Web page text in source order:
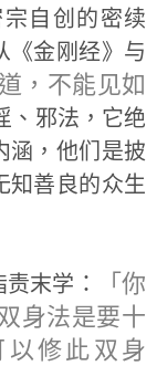
自创的密续
《金刚经》与
，不能见如
、邪法，它绝
涵，他们是披
知善良的众生
末学：
「你
身法是要十
修此双身